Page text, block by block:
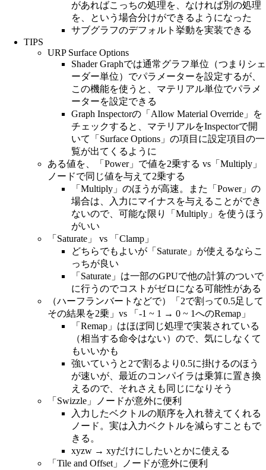
があればこっちの処理を、なければ別の処理
を、という場合分けができるようになった
サブグラフのデフォルト挙動を実装できる
TIPS
URP Surface Options
Shader Graphでは通常グラフ単位（つまりシェ
ーダー単位）でパラメーターを設定するが、
この機能を使うと、マテリアル単位でパラメ
ーターを設定できる
Graph Inspectorの「Allow Material Override」を
チェックすると、マテリアルをInspectorで開
いて「Surface Options」の項目に設定項目の一
覧が出てくるように
ある値を、「Power」で値を2乗する vs「Multiply」
ノードで同じ値を与えて2乗する
「Multiply」のほうが高速。また「Power」の
場合は、入力にマイナスを与えることができ
ないので、可能な限り「Multiply」を使うほう
がいい
「Saturate」 vs 「Clamp」
どちらでもよいが「Saturate」が使えるならこ
っちが良い
「Saturate」は一部のGPUで他の計算のついで
に行うのでコストがゼロになる可能性がある
（ハーフランバートなどで）「2で割って0.5足して
その結果を2乗」vs 「-1 ~ 1 → 0 ~ 1へのRemap」
「Remap」はほぼ同じ処理で実装されている
（相当する命令はない）ので、気にしなくて
もいいかも
強いていうと2で割るより0.5に掛けるのほう
が速いが、最近のコンパイラは乗算に置き換
えるので、それさえも同じになりそう
「Swizzle」ノードが意外に便利
入力したベクトルの順序を入れ替えてくれる
ノード。実は入力ベクトルを減らすこともで
きる。
xyzw → xyだけにしたいとかに使える
「Tile and Offset」ノードが意外に便利